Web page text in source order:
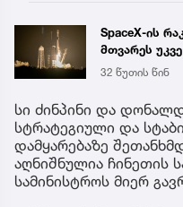
SpaceX-ის
მთვარეს
პირველი
კოსმოსიდან
32 წუთის წინ
სი ძინპინი და
სტრატეგიული და
დამყარებაზე
აღნიშნულია ჩინეთის
სამინისტროს მიერ